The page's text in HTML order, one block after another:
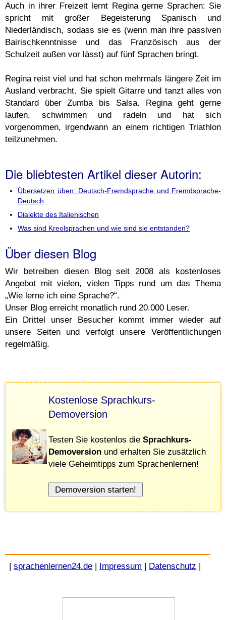
Auch in ihrer Freizeit lernt Regina gerne Sprachen: Sie
spricht mit großer Begeisterung Spanisch und
Niederländisch, sodass sie es (wenn man ihre passiven
Bairischkenntnisse und das Französisch aus der
Schulzeit außen vor lässt) auf fünf Sprachen bringt.
Regina reist viel und hat schon mehrmals längere Zeit im
Ausland verbracht. Sie spielt Gitarre und tanzt alles von
Standard über Zumba bis Salsa. Regina geht gerne
laufen, schwimmen und radeln und hat sich
vorgenommen, irgendwann an einem richtigen Triathlon
teilzunehmen.
Die bliebtesten Artikel dieser Autorin:
Übersetzen üben: Deutsch-Fremdsprache und Fremdsprache-
Deutsch
Dialekte des Italienischen
Was sind Kreolsprachen und wie sind sie entstanden?
Über diesen Blog
Wir betreiben diesen Blog seit 2008 als kostenloses
Angebot mit vielen, vielen Tipps rund um das Thema
„Wie lerne ich eine Sprache?“.
Unser Blog erreicht monatlich rund 20.000 Leser.
Ein Drittel unser Besucher kommt immer wieder auf
unsere Seiten und verfolgt unsere Veröffentlichungen
regelmäßig.
Kostenlose Sprachkurs-
Demoversion
Testen Sie kostenlos die Sprachkurs-
Demoversion und erhalten Sie zusätzlich
viele Geheimtipps zum Sprachenlernen!
|sprachenlernen24.de | Impressum | Datenschutz |